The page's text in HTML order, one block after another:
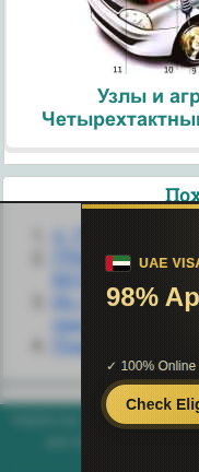
Узлы и
ГРИБЫ
Из
присяжных и их
Плесневые Грибы
helpiks.org - Хелпикс.Орг -